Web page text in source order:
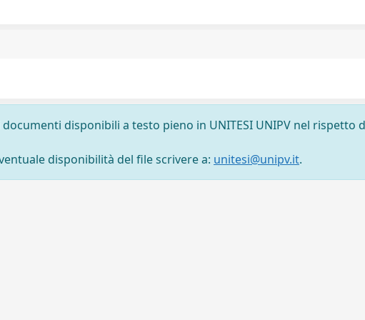
disponibili a testo pieno in UNITESI UNIPV nel rispetto
disponibilità del file scrivere a: unitesi@unipv.it.